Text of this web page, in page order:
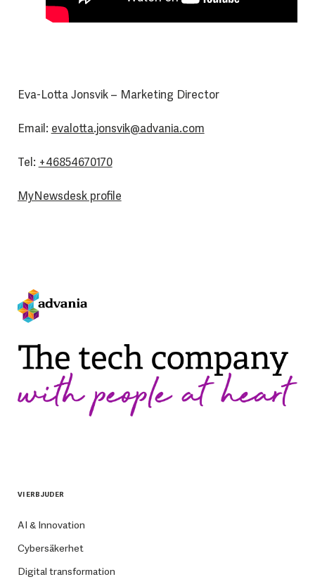
Eva-Lotta Jonsvik – Marketing Director
Email: evalotta.jonsvik@advania.com
Tel: +46854670170
MyNewsdesk profile
VI ERBJUDER
AI & Innovation
Cybersäkerhet
Digital transformation